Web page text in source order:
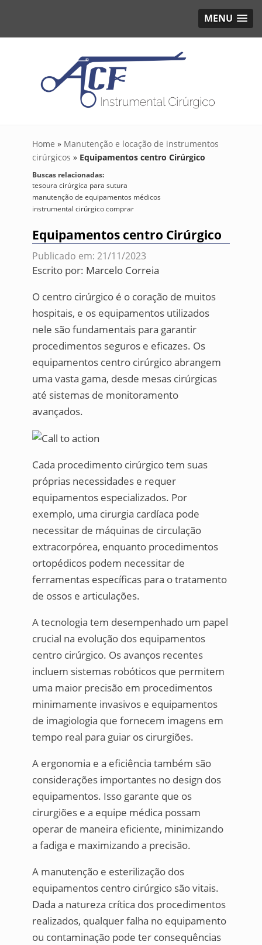
MENU
Home » Manutenção e locação de instrumentos
cirúrgicos » Equipamentos centro Cirúrgico
Buscas relacionadas:
tesoura cirúrgica para sutura
manutenção de equipamentos médicos
instrumental cirúrgico comprar
Equipamentos centro Cirúrgico
Publicado em: 21/11/2023
Escrito por: Marcelo Correia
O centro cirúrgico é o coração de muitos
hospitais, e os equipamentos utilizados
nele são fundamentais para garantir
procedimentos seguros e eficazes. Os
equipamentos centro cirúrgico abrangem
uma vasta gama, desde mesas cirúrgicas
até sistemas de monitoramento
avançados.
Cada procedimento cirúrgico tem suas
próprias necessidades e requer
equipamentos especializados. Por
exemplo, uma cirurgia cardíaca pode
necessitar de máquinas de circulação
extracorpórea, enquanto procedimentos
ortopédicos podem necessitar de
ferramentas específicas para o tratamento
de ossos e articulações.
A tecnologia tem desempenhado um papel
crucial na evolução dos equipamentos
centro cirúrgico. Os avanços recentes
incluem sistemas robóticos que permitem
uma maior precisão em procedimentos
minimamente invasivos e equipamentos
de imagiologia que fornecem imagens em
tempo real para guiar os cirurgiões.
A ergonomia e a eficiência também são
considerações importantes no design dos
equipamentos. Isso garante que os
cirurgiões e a equipe médica possam
operar de maneira eficiente, minimizando
a fadiga e maximizando a precisão.
A manutenção e esterilização dos
equipamentos centro cirúrgico são vitais.
Dada a natureza crítica dos procedimentos
realizados, qualquer falha no equipamento
ou contaminação pode ter consequências